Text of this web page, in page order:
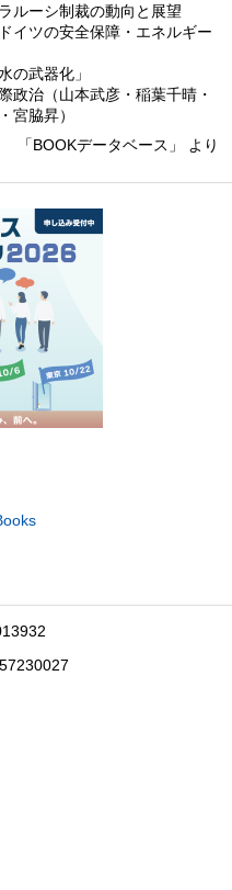
ルーシ制裁の動向と展望
ツの安全保障・エネルギー
武器化」
治（山本武彦・稲葉千晴・
宮脇昇）
「BOOKデータベース」 より